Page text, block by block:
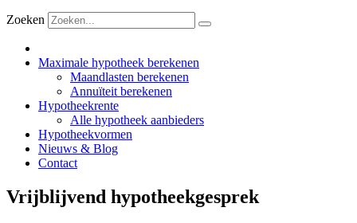
Zoeken
Maximale hypotheek berekenen
Maandlasten berekenen
Annuïteit berekenen
Hypotheekrente
Alle hypotheek aanbieders
Hypotheekvormen
Nieuws & Blog
Contact
Vrijblijvend hypotheekgesprek